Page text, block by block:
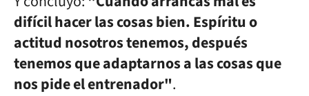
difícil hacer las cosas bien.Espíritu o
actitud nosotros tenemos, después
tenemos que adaptarnos alas cosas que
nos pide el entrenador".